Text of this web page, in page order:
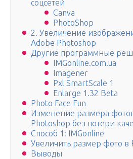
соцсетей
Canva
PhotoShop
2. Увеличение
Adobe Photoshop
Другие программные
IMGonline.com.ua
Imagener
Pxl SmartScale 1
Enlarge 1.32 Beta
Photo Face Fun
Изменение размера
Photoshop без потери
Способ 1: IMGonline
Увеличить размер фото в
Выводы